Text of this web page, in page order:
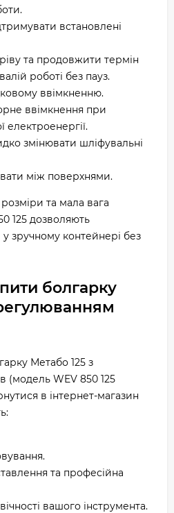
встановлені
та продовжити термін
роботі без пауз.
ввімкненню.
ввімкнення при
електроенергії.
змінювати шліфувальні
між поверхнями.
та мала вага
125 дозволяють
зручному контейнері без
болгарку
Метабо 125 з
(модель WEV 850 125
в інтернет-магазин
та професійна
вашого інструмента.